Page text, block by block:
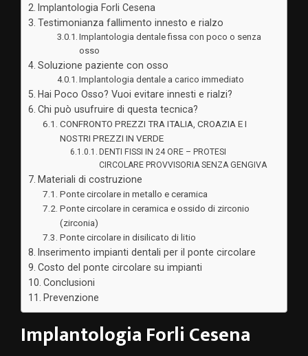
Implantologia Forli Cesena
Testimonianza fallimento innesto e rialzo
Implantologia dentale fissa con poco o senza
osso
Soluzione paziente con osso
Implantologia dentale a carico immediato
Hai Poco Osso? Vuoi evitare innesti e rialzi?
Chi può usufruire di questa tecnica?
CONFRONTO PREZZI TRA ITALIA, CROAZIA E I
NOSTRI PREZZI IN VERDE
DENTI FISSI IN 24 ORE – PROTESI
CIRCOLARE PROVVISORIA SENZA GENGIVA
Materiali di costruzione
Ponte circolare in metallo e ceramica
Ponte circolare in ceramica e ossido di zirconio
(zirconia)
Ponte circolare in disilicato di litio
Inserimento impianti dentali per il ponte circolare
Costo del ponte circolare su impianti
Conclusioni
Prevenzione
Implantologia Forli Cesena